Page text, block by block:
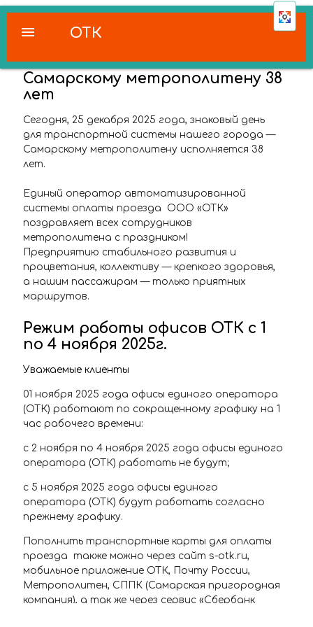
ОТК
menu
Самарскому метрополитену 38
лет
Сегодня, 25 декабря 2025 года, знаковый день
для транспортной системы нашего города —
Самарскому метрополитену исполняется 38
лет.
Единый оператор автоматизированной
системы оплаты проезда ООО «ОТК»
поздравляет всех сотрудников
метрополитена с праздником!
Предприятию стабильного развития и
процветания, коллективу — крепкого здоровья,
а нашим пассажирам — только приятных
маршрутов.
Режим работы офисов ОТК с 1
по 4 ноября 2025г.
Уважаемые клиенты
01 ноября 2025 года офисы единого оператора
(ОТК) работают по сокращенному графику на 1
час рабочего времени:
с 2 ноября по 4 ноября 2025 года офисы единого
оператора (ОТК) работать не будут;
с 5 ноября 2025 года офисы единого
оператора (ОТК) будут работать согласно
прежнему графику.
Пополнить транспортные карты для оплаты
проезда также можно через сайт s-otk.ru,
мобильное приложение ОТК, Почту России,
Метрополитен, СППК (Самарская пригородная
компания), а так же через сервис «Сбербанк